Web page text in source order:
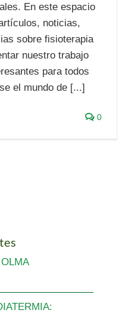
En este espacio
noticias,
sobre fisioterapia
nuestro trabajo
para todos
el mundo de [...]
0